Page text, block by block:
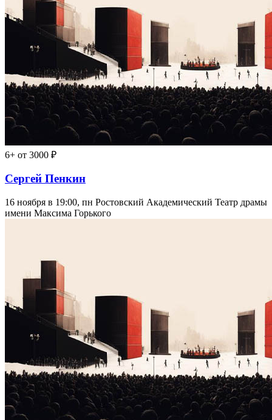
6+ от 3000 ₽
Сергей Пенкин
16 ноября в 19:00, пн Ростовский Академический Театр драмы
имени Максима Горького